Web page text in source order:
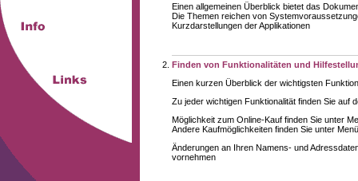
Einen allgemeinen Überblick bietet das
Die Themen reichen von
Kurzdarstellungen der Applikationen
Finden von Funktionalitäten und
Einen kurzen Überblick der wichtigsten
Zu jeder wichtigen Funktionalität finden Sie auf
Möglichkeit zum Online-Kauf finden Sie unter
Andere Kaufmöglichkeiten finden Sie unter
Änderungen an Ihren Namens- und
vornehmen